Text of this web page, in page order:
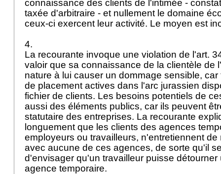
connaissance des clients de l'intimée -
taxée d'arbitraire - et nullement le domaine
ceux-ci exercent leur activité. Le moyen est
4.
La recourante invoque une violation de l'art.
valoir que sa connaissance de la clientèle de
nature à lui causer un dommage sensible,
de placement actives dans l'arc jurassien
fichier de clients. Les besoins potentiels de
aussi des éléments publics, car ils peuvent
statutaire des entreprises. La recourante
longuement que les clients des agences
employeurs ou travailleurs, n'entretiennent
avec aucune de ces agences, de sorte qu'il
d'envisager qu'un travailleur puisse détourner
agence temporaire.